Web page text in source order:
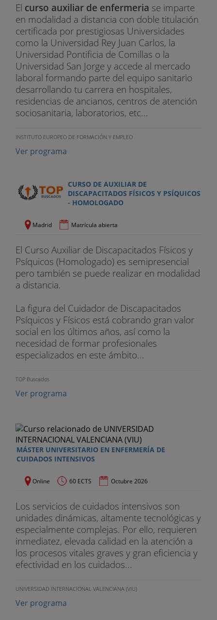
El curso auxiliar de enfermeria se imparte
en modalidad a distancia con doble titulación
certificada por prestigiosas Universidades
como la Universidad Rey Juan Carlos, la
Universidad Pontificia de Comillas o la
Universidad San Jorge y accede al mercado
laboral formando parte del equipo sanitario
desarrollando tu carrera en hospitales,
residencias de ancianos, centros de atención
sociosanitaria, laboratorios, etc...
INSTITUTO EUROPEO DE FORMACIÓN Y EMPLEO
Ver programa
CURSO DE AUXILIAR DE
DISCAPACITADOS FÍSICOS Y PSÍQUICOS
- HOMOLOGADO
Madrid Matrícula abierta
El Curso Auxiliar de Discapacitados Físicos y
Psíquicos (Homologado) es semipresencial
pero también se puede realizar en modalidad
a distancia.
La figura del Cuidador de Discapacitados
Psíquicos y Físicos está cobrando gran valor
social en los últimos años, así como la
necesidad de formar profesionales
especializados en este ámbito...
TOP Buscados
Ver programa
MÁSTER UNIVERSITARIO EN ENFERMERÍA DE
CUIDADOS INTENSIVOS
Online 60 ECTS Octubre 2026
Los servicios de cuidados intensivos son
unidades dinámicas, altamente tecnológicas y
especialmente complejas. Por ello, requieren
inmediatez, elevada calidad en la atención a
los procesos vitales graves y gran eficiencia y
efectividad en los cuidados...
UNIVERSIDAD INTERNACIONAL VALENCIANA (VIU)
Ver programa